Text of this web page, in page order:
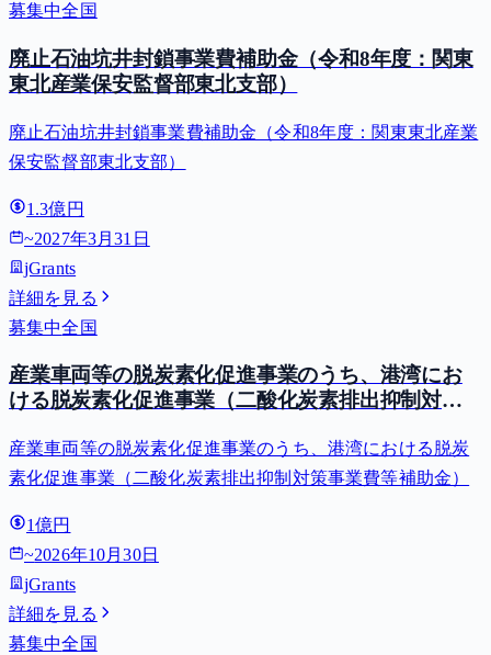
募集中全国
廃止石油坑井封鎖事業費補助金（令和8年度：関東
東北産業保安監督部東北支部）
廃止石油坑井封鎖事業費補助金（令和8年度：関東東北産業
保安監督部東北支部）
1.3億円
~2027年3月31日
jGrants
詳細を見る
募集中全国
産業車両等の脱炭素化促進事業のうち、港湾にお
ける脱炭素化促進事業（二酸化炭素排出抑制対策
産業車両等の脱炭素化促進事業のうち、港湾における脱炭
素化促進事業（二酸化炭素排出抑制対策事業費等補助金）
1億円
~2026年10月30日
jGrants
詳細を見る
募集中全国